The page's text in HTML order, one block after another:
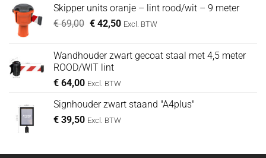
€ 99,00.€ 89,00.
Skipper units oranje – lint rood/wit – 9 meter
€69,00 Oorspronkelijke
€ 69,00.
€42,50Huidige
€ 42,50.
Excl. BTW
Wandhouder zwart gecoat staal met 4,5 meter
ROOD/WIT lint
€ 64,00 Excl. BTW
Signhouder zwart staand "A4plus"
€ 39,50 Excl. BTW